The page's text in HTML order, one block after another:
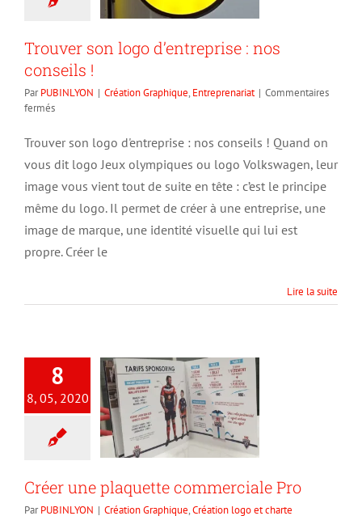
Trouver son logo d’entreprise : nos
conseils !
ParPUBINLYON | Création Graphique, Entreprenariat | Commentaires
ferméssur
son
d’entreprise
:
conseils
!
Trouver son logo d'entreprise : nos conseils ! Quand on
vous dit logo Jeux olympiques ou logo Volkswagen, leur
image vous vient tout de suite en tête : c’est le principe
même du logo. Il permet de créer à une entreprise, une
image de marque, une identité visuelle qui lui est
propre. Créer le
Lire la suite
8
8, 05, 2020
Créer une plaquette commerciale Pro
ParPUBINLYON | Création Graphique,Création logo et charte